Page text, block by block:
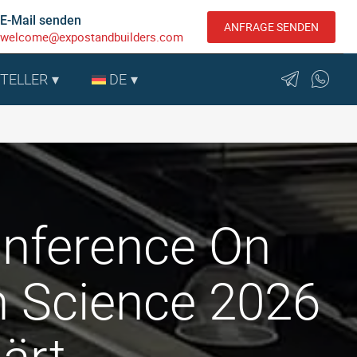
E-Mail senden
welcome@expostandbuilders.com
ANFRAGE SENDEN
DE
On
2026